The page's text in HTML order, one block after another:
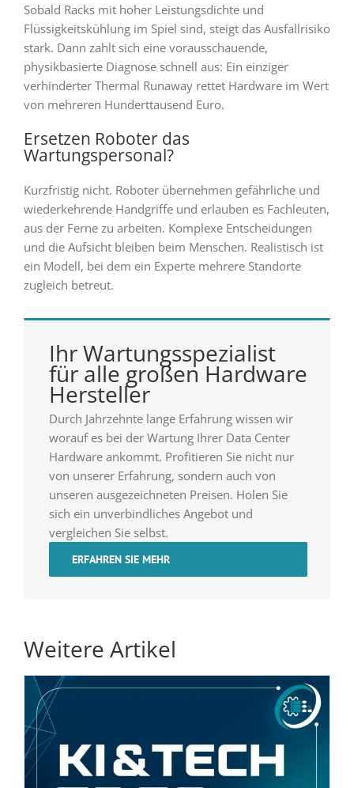
Sobald Racks mit hoher Leistungsdichte und
Flüssigkeitskühlung im Spiel sind, steigt das Ausfallrisiko
stark. Dann zahlt sich eine vorausschauende,
physikbasierte Diagnose schnell aus: Ein einziger
verhinderter Thermal Runaway rettet Hardware im Wert
von mehreren Hunderttausend Euro.
Ersetzen Roboter das
Wartungspersonal?
Kurzfristig nicht. Roboter übernehmen gefährliche und
wiederkehrende Handgriffe und erlauben es Fachleuten,
aus der Ferne zu arbeiten. Komplexe Entscheidungen
und die Aufsicht bleiben beim Menschen. Realistisch ist
ein Modell, bei dem ein Experte mehrere Standorte
zugleich betreut.
Ihr Wartungsspezialist
für alle großen Hardware
Hersteller
Durch Jahrzehnte lange Erfahrung wissen wir
worauf es bei der Wartung Ihrer Data Center
Hardware ankommt. Profitieren Sie nicht nur
von unserer Erfahrung, sondern auch von
unseren ausgezeichneten Preisen. Holen Sie
sich ein unverbindliches Angebot und
vergleichen Sie selbst.
ERFAHREN SIE MEHR
Weitere Artikel